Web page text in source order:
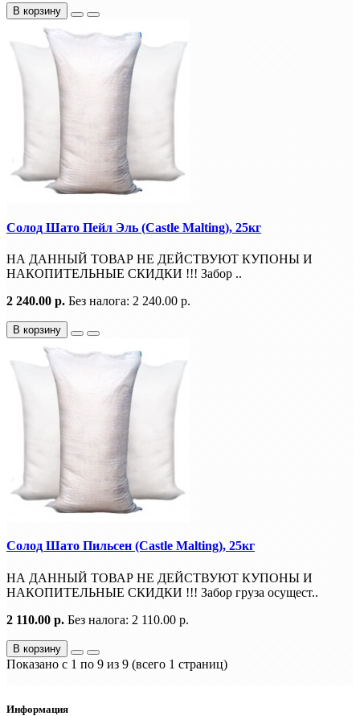
В корзину
Солод Шато Пейл Эль (Castle Malting), 25кг
НА ДАННЫЙ ТОВАР НЕ ДЕЙСТВУЮТ КУПОНЫ И
НАКОПИТЕЛЬНЫЕ СКИДКИ !!! Забор ..
2 240.00 р. Без налога: 2 240.00 р.
В корзину
Солод Шато Пильсен (Castle Malting), 25кг
НА ДАННЫЙ ТОВАР НЕ ДЕЙСТВУЮТ КУПОНЫ И
НАКОПИТЕЛЬНЫЕ СКИДКИ !!! Забор груза осущест..
2 110.00 р. Без налога: 2 110.00 р.
В корзину
Показано с 1 по 9 из 9 (всего 1 страниц)
Информация